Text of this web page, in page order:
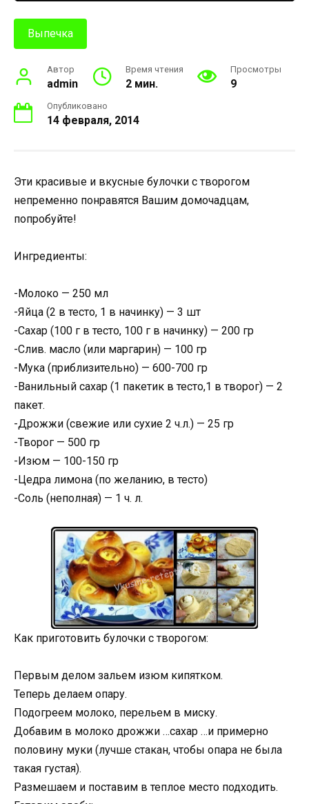
Выпечка
Автор
admin
Время чтения
2 мин.
Просмотры
9
Опубликовано
14 февраля, 2014
Эти красивые и вкусные булочки с творогом
непременно понравятся Вашим домочадцам,
попробуйте!
Ингредиенты:
-Молоко — 250 мл
-Яйца (2 в тесто, 1 в начинку) — 3 шт
-Сахар (100 г в тесто, 100 г в начинку) — 200 гр
-Слив. масло (или маргарин) — 100 гр
-Мука (приблизительно) — 600-700 гр
-Ванильный сахар (1 пакетик в тесто,1 в творог) — 2
пакет.
-Дрожжи (свежие или сухие 2 ч.л.) — 25 гр
-Творог — 500 гр
-Изюм — 100-150 гр
-Цедра лимона (по желанию, в тесто)
-Соль (неполная) — 1 ч. л.
Как приготовить булочки с творогом:
Первым делом зальем изюм кипятком.
Теперь делаем опару.
Подогреем молоко, перельем в миску.
Добавим в молоко дрожжи …сахар …и примерно
половину муки (лучше стакан, чтобы опара не была
такая густая).
Размешаем и поставим в теплое место подходить.